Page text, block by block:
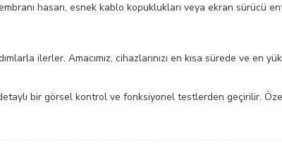
hasarı, esnek kablo kopuklukları veya ekran sürücü
ilerler. Amacımız, cihazlarınızı en kısa sürede ve en
bir görsel kontrol ve fonksiyonel testlerden geçirilir.